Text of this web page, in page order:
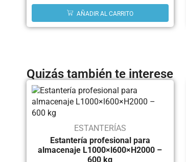
AÑADIR AL CARRITO
Quizás también te interese
ESTANTERÍAS
Estantería profesional para
almacenaje L1000×l600×H2000 –
600 kg